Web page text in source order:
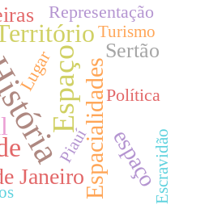
EspaçoEspacialidades
Janeiro espaço
Sertão
Política
Representação
Lugar
Piauí Escravidão
Turismo